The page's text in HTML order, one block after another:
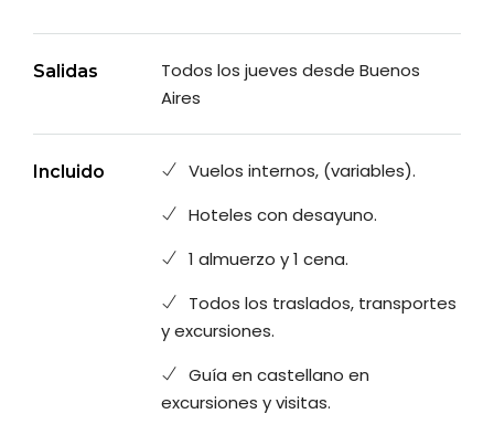
Salidas
Todos los jueves desde Buenos
Aires
Incluido
Vuelos internos, (variables).
Hoteles con desayuno.
1 almuerzo y 1 cena.
Todos los traslados, transportes
y excursiones.
Guía en castellano en
excursiones y visitas.